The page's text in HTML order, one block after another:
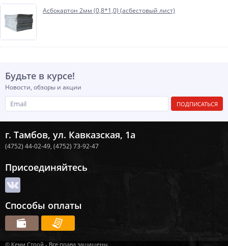
Асбокартон 2мм (0,8*1,0) (асбестовый лист)
Будьте в курсе!
Новости, обзоры и акции
ПОДПИСАТЬСЯ
г. Тамбов, ул. Кавказская, 1а
(4752) 44-02-49, (4752) 73-92-47
Присоединяйтесь
Способы оплаты
© Кеми Строй - Все права защищены.